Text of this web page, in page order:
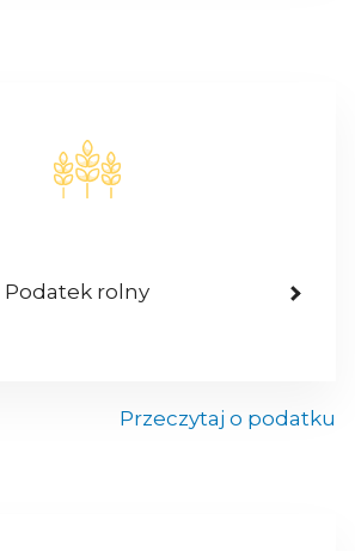
Podatek rolny
Przeczytaj o podatku